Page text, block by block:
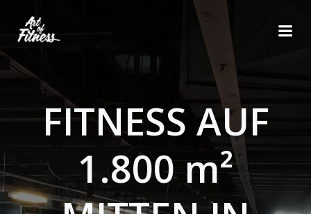
FITNESS AUF
1.800 m²